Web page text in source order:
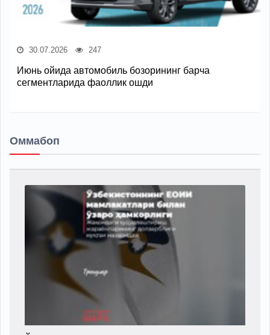
30.07.2026 247
Июнь ойида автомобиль бозорининг барча
сегментларида фаоллик ошди
Оммабоп